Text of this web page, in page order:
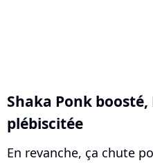
Shaka Ponk boosté,
plébiscitée
En revanche, ça chute